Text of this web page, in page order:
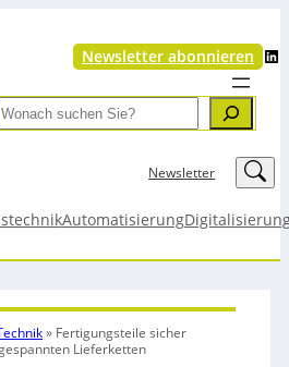
Newsletter abonnieren LinkedIn
Search
Newsletter LinkedIn
Automatisierung
» Fertigungsteile sicher
Lieferketten